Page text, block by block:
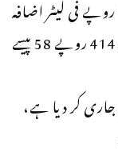
اسی طرح ہائی اسپیڈ ڈیزل کی قیمت میں 15 روپے فی لیٹر اضافہ
کیا گیا ہے، جس کے بعد ڈیزل کی نئی قیمت 414 روپے 58 پیسے
جاری کر دیا ہے،